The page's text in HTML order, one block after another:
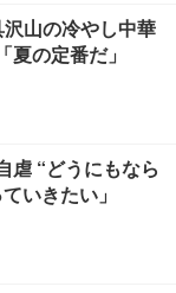
山の冷やし中華
の定番だ」
虐 “どうにもなら
いきたい」